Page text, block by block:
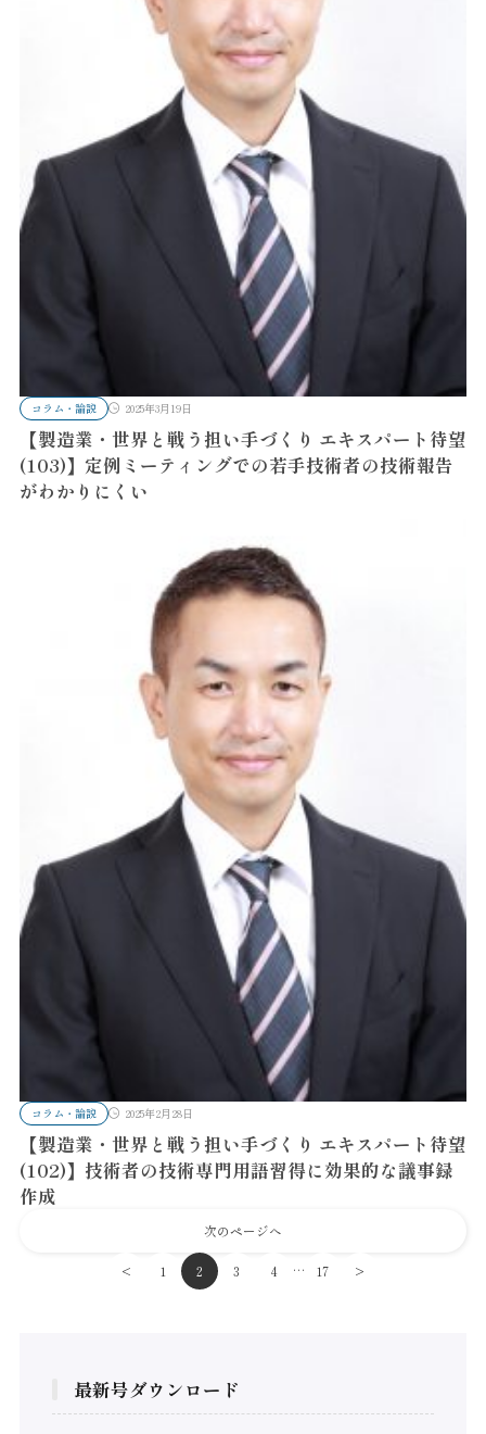
コラム・論説 2025年3月19日
【製造業・世界と戦う担い手づくり エキスパート待望
(103)】定例ミーティングでの若手技術者の技術報告
がわかりにくい
コラム・論説 2025年2月28日
【製造業・世界と戦う担い手づくり エキスパート待望
(102)】技術者の技術専門用語習得に効果的な議事録
作成
次のページへ
< 1 2 3 4 … 17 >
最新号ダウンロード